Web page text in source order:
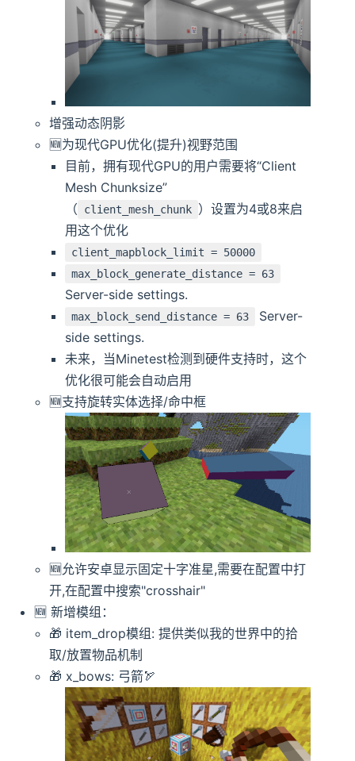
增强动态阴影
🆕️️为现代GPU优化(提升)视野范围
目前，拥有现代GPU的用户需要将“Client
Mesh Chunksize”
（
client_mesh_chunk ）设置为4或8来启
用这个优化
client_mapblock_limit = 50000
max_block_generate_distance = 63
Server-side settings.
max_block_send_distance = 63
Server-
side settings.
未来，当Minetest检测到硬件支持时，这个
优化很可能会自动启用
🆕️️支持旋转实体选择/命中框
🆕️️允许安卓显示固定十字准星,需要在配置中打
开,在配置中搜索"crosshair"
🆕️️ 新增模组：
🎁 item_drop模组: 提供类似我的世界中的拾
取/放置物品机制
🎁 x_bows: 弓箭🏹